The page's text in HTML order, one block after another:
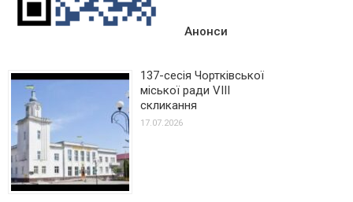
Анонси
137-сесія Чортківської
міської ради VIII
скликання
17.07.2026